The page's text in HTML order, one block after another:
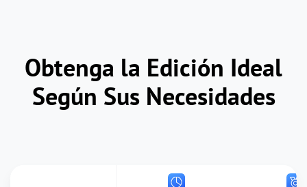
Obtenga la Edición Ideal
Según Sus Necesidades